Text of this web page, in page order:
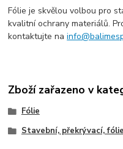
Fólie je skvělou volbou pro
kvalitní ochrany materiálů.
kontaktujte na
Zboží zařazeno v
Fólie
Stavební, překrývací, fólie